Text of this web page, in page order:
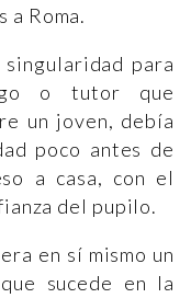
a Roma.
para
o tutor que
un joven, debía
poco antes de
a casa, con el
del pupilo.
en sí mismo un
sucede en la